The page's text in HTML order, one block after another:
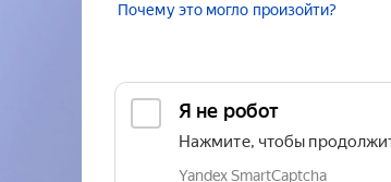
Почему это могло произойти?